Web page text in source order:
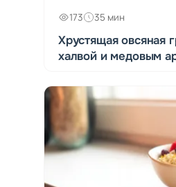
173 35 мин
Хрустящая овсяная
халвой и медовым